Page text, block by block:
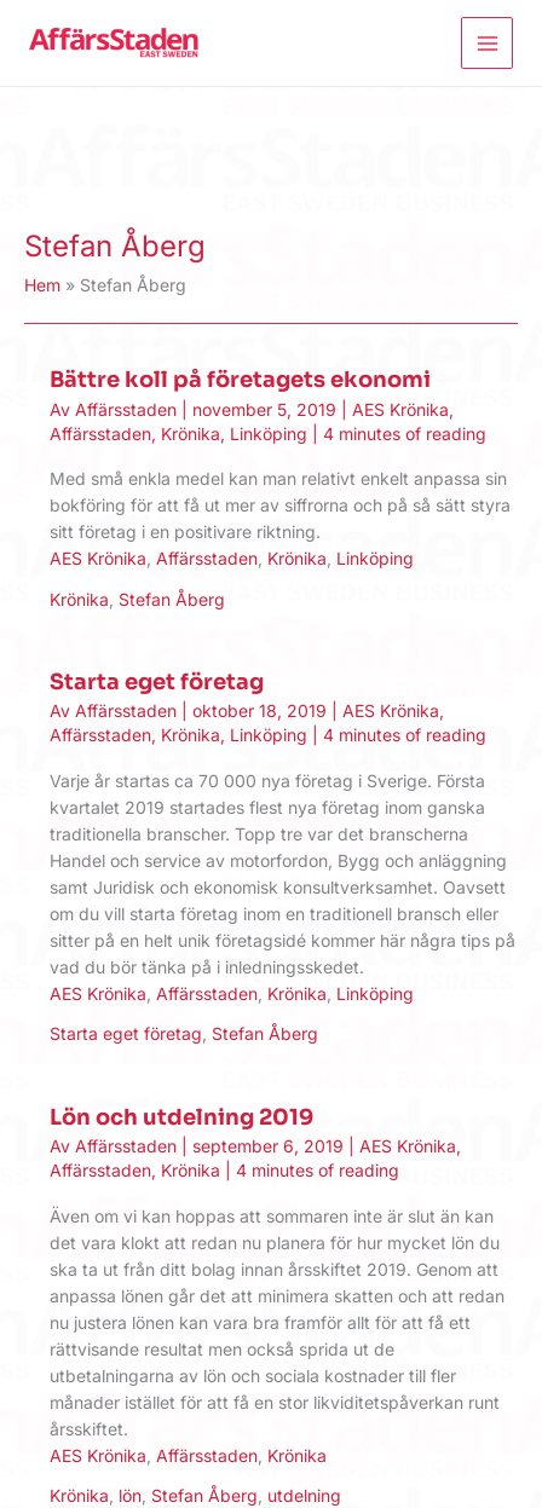
Stefan Åberg
Hem Stefan Åberg
Bättre koll på företagets ekonomi
Av Affärsstaden november 5, 2019 AES Krönika,
Affärsstaden, Krönika, Linköping 4 minutes of reading
Med små enkla medel kan man relativt enkelt anpassa sin
bokföring för att få ut mer av siffrorna och på så sätt styra
sitt företag i en positivare riktning.
AES Krönika Affärsstaden Krönika Linköping
Krönika Stefan Åberg
Starta eget företag
Av Affärsstaden oktober 18, 2019 AES Krönika,
Affärsstaden, Krönika, Linköping 4 minutes of reading
Varje år startas ca 70 000 nya företag i Sverige. Första
kvartalet 2019 startades flest nya företag inom ganska
traditionella branscher. Topp tre var det branscherna
Handel och service av motorfordon, Bygg och anläggning
samt Juridisk och ekonomisk konsultverksamhet. Oavsett
om du vill starta företag inom en traditionell bransch eller
sitter på en helt unik företagsidé kommer här några tips på
vad du bör tänka på i inledningsskedet.
AES Krönika Affärsstaden Krönika Linköping
Starta eget företag Stefan Åberg
Lön och utdelning 2019
Av Affärsstaden september 6, 2019 AES Krönika,
Affärsstaden, Krönika 4 minutes of reading
Även om vi kan hoppas att sommaren inte är slut än kan
det vara klokt att redan nu planera för hur mycket lön du
ska ta ut från ditt bolag innan årsskiftet 2019. Genom att
anpassa lönen går det att minimera skatten och att redan
nu justera lönen kan vara bra framför allt för att få ett
rättvisande resultat men också sprida ut de
utbetalningarna av lön och sociala kostnader till fler
månader istället för att få en stor likviditetspåverkan runt
årsskiftet.
AES Krönika Affärsstaden Krönika
Krönika lön Stefan Åberg utdelning